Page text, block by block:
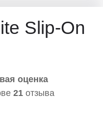
Slip-On
оценка
21отзыва